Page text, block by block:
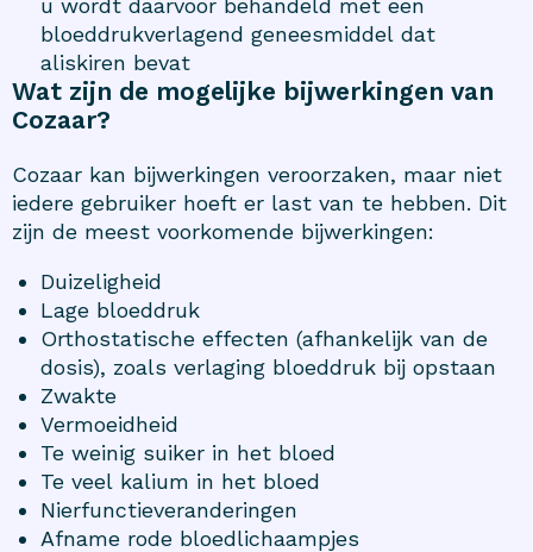
u wordt daarvoor behandeld met een
bloeddrukverlagend geneesmiddel dat
aliskiren bevat
Wat zijn de mogelijke bijwerkingen van
Cozaar?
Cozaar kan bijwerkingen veroorzaken, maar niet
iedere gebruiker hoeft er last van te hebben. Dit
zijn de meest voorkomende bijwerkingen:
Duizeligheid
Lage bloeddruk
Orthostatische effecten (afhankelijk van de
dosis), zoals verlaging bloeddruk bij opstaan
Zwakte
Vermoeidheid
Te weinig suiker in het bloed
Te veel kalium in het bloed
Nierfunctieveranderingen
Afname rode bloedlichaampjes